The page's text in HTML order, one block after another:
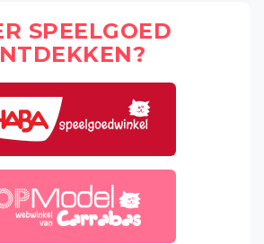
SPEELGOED